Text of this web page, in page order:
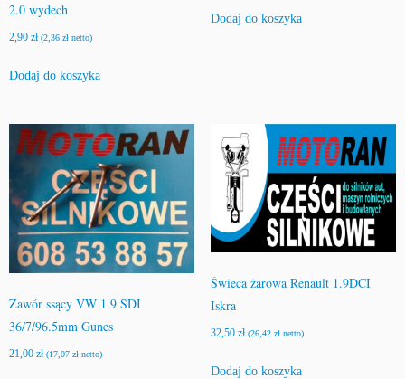
2.0 wydech
2,90 zł (2,36 zł netto)
Dodaj do koszyka
Dodaj do koszyka
Zawór ssący VW 1.9 SDI
36/7/96.5mm Gunes
21,00 zł (17,07 zł netto)
Świeca żarowa Renault 1.9DCI
Iskra
32,50 zł (26,42 złnetto)
Dodaj do koszyka